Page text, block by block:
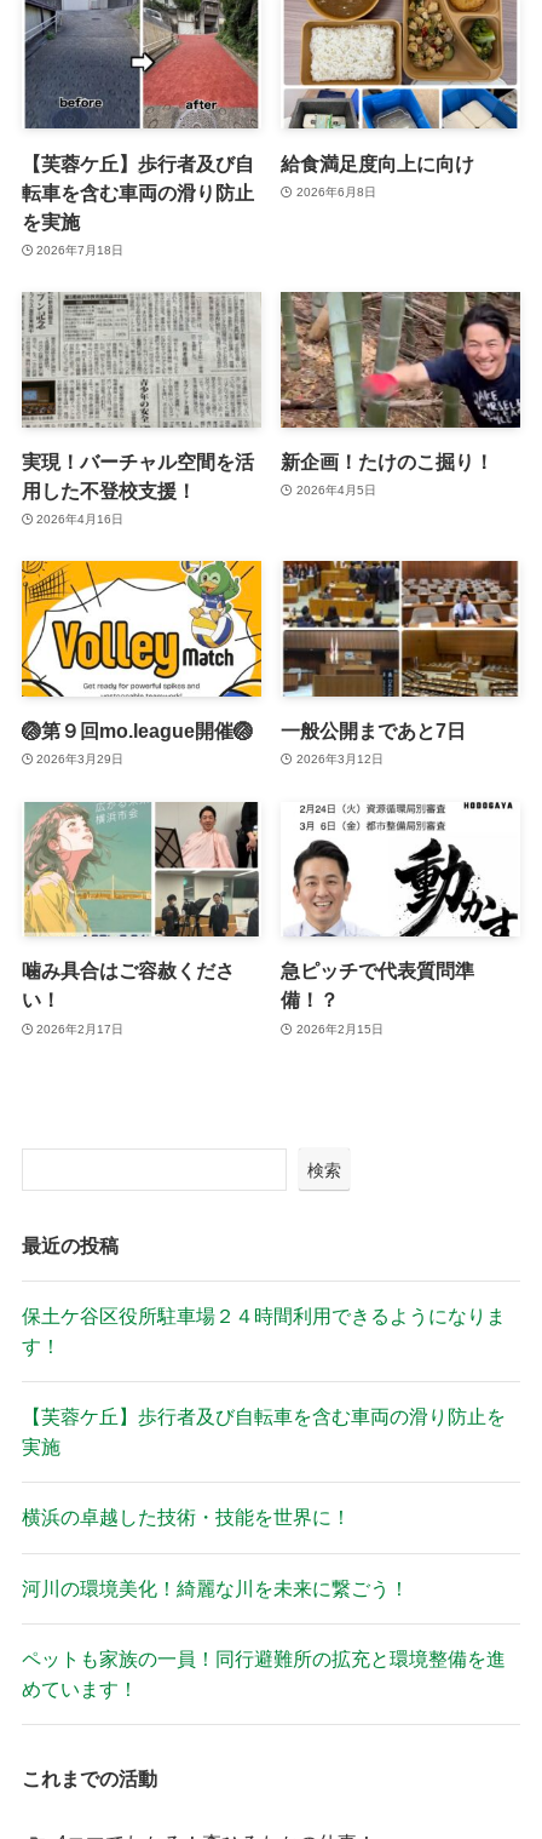
【芙蓉ケ丘】歩行者及び自
転車を含む車両の滑り防止
を実施
2026年7月18日
給食満足度向上に向け
2026年6月8日
実現！バーチャル空間を活
用した不登校支援！
2026年4月16日
新企画！たけのこ掘り！
2026年4月5日
🏐第９回mo.league開催🏐
2026年3月29日
一般公開まであと7日
2026年3月12日
噛み具合はご容赦くださ
い！
2026年2月17日
急ピッチで代表質問準
備！？
2026年2月15日
検索
最近の投稿
保土ケ谷区役所駐車場２４時間利用できるようになりま
す！
【芙蓉ケ丘】歩行者及び自転車を含む車両の滑り防止を
実施
横浜の卓越した技術・技能を世界に！
河川の環境美化！綺麗な川を未来に繋ごう！
ペットも家族の一員！同行避難所の拡充と環境整備を進
めています！
これまでの活動